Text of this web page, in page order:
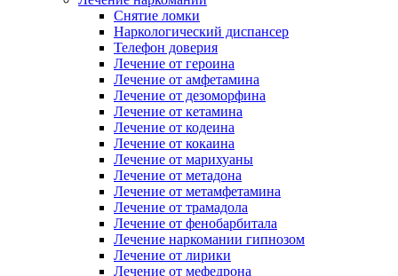
Снятие ломки
Наркологический диспансер
Телефон доверия
Лечение от героина
Лечение от амфетамина
Лечение от дезоморфина
Лечение от кетамина
Лечение от кодеина
Лечение от кокаина
Лечение от марихуаны
Лечение от метадона
Лечение от метамфетамина
Лечение от трамадола
Лечение от фенобарбитала
Лечение наркомании гипнозом
Лечение от лирики
Лечение от мефедрона